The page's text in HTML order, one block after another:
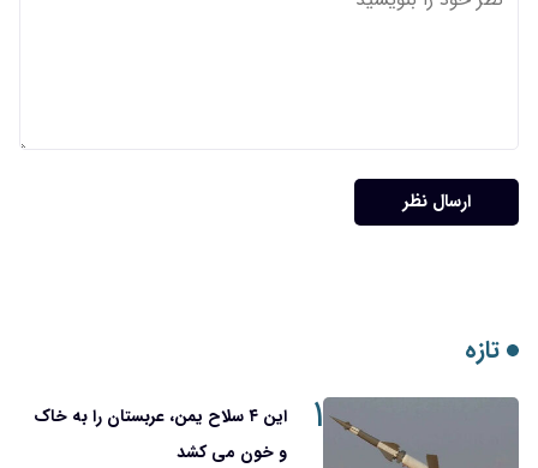
۱
این ۴ سلاح یمن، عربستان را به خاک
و خون می کشد